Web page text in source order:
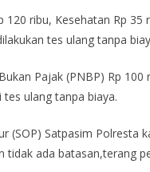
ribu, Kesehatan Rp 35
tes ulang tanpa
Pajak (PNBP) Rp 100
ulang tanpa biaya.
(SOP) Satpasim Polresta
tidak ada batasan,terang